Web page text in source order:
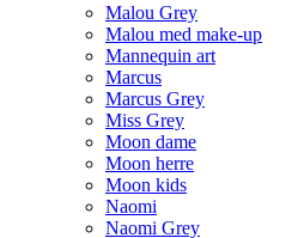
Malou Grey
Malou med make-up
Mannequin art
Marcus
Marcus Grey
Miss Grey
Moon dame
Moon herre
Moon kids
Naomi
Naomi Grey